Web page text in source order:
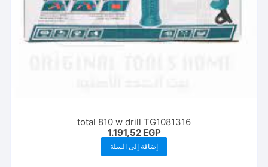
total 810 w drill TG1081316
1.191,52 EGP
إضافة إلى السلة